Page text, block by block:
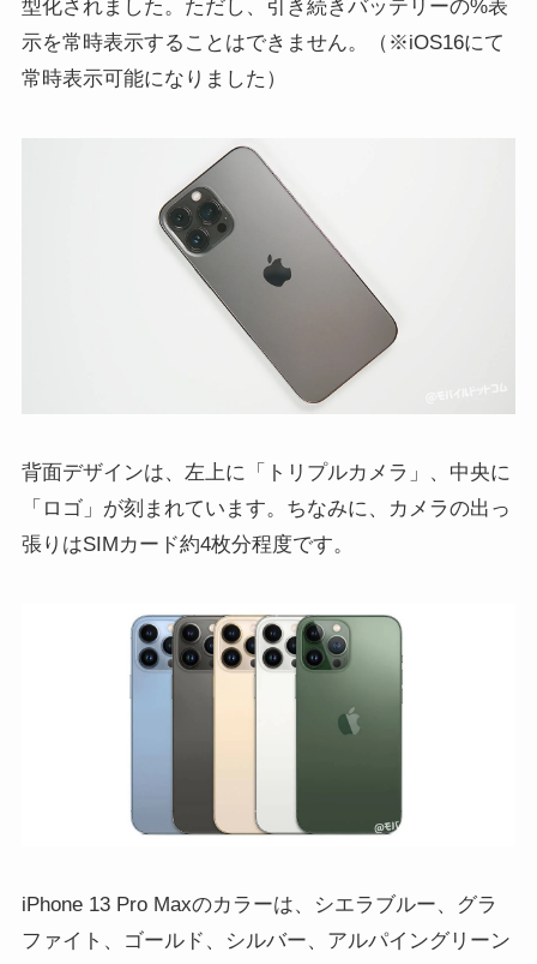
型化されました。ただし、引き続きバッテリーの%表
示を常時表示することはできません。（※iOS16にて
常時表示可能になりました）
背面デザインは、左上に「トリプルカメラ」、中央に
「ロゴ」が刻まれています。ちなみに、カメラの出っ
張りはSIMカード約4枚分程度です。
iPhone 13 Pro Maxのカラーは、シエラブルー、グラ
ファイト、ゴールド、シルバー、アルパイングリーン